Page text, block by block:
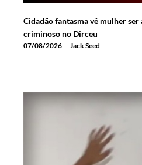
Cidadão fantasma vê mulher
criminoso no Dirceu
07/08/2026 Jack Seed